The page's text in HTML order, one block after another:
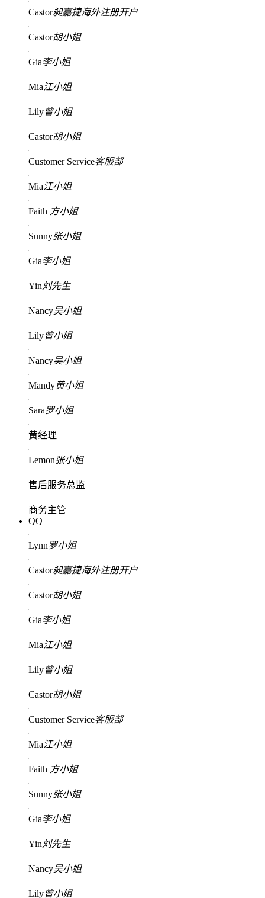
Castor昶嘉捷海外注册开户
Castor胡小姐
Gia李小姐
Mia江小姐
Lily曾小姐
Castor胡小姐
Customer Service客服部
Mia江小姐
Faith 方小姐
Sunny张小姐
Gia李小姐
Yin 刘先生
Nancy吴小姐
Lily曾小姐
Nancy吴小姐
Mandy黄小姐
Sara罗小姐
黄经理
Lemon张小姐
售后服务总监
商务主管
QQ
Lynn罗小姐
Castor昶嘉捷海外注册开户
Castor胡小姐
Gia李小姐
Mia江小姐
Lily曾小姐
Castor胡小姐
Customer Service客服部
Mia江小姐
Faith 方小姐
Sunny张小姐
Gia李小姐
Yin 刘先生
Nancy吴小姐
Lily曾小姐